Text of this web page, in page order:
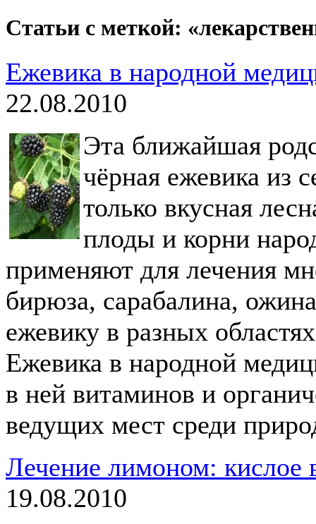
Статьи с меткой:
Ежевика в народной
22.08.2010
Эта ближайшая
чёрная ежевика из
только вкусная
плоды и корни
применяют для лечения
бирюза, сарабалина,
ежевику в разных
Ежевика в народной
в ней витаминов и
ведущих мест среди
Лечение лимоном: кислое
19.08.2010